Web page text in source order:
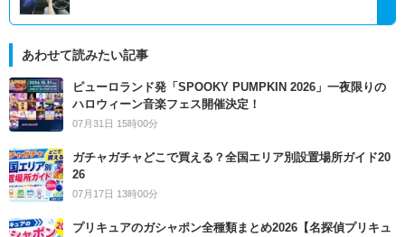
あわせて読みたい記事
ピューロランド発「SPOOKY PUMPKIN 2026」一夜限りの
ハロウィーン音楽フェス開催決定！
07月31日 15時00分
ガチャガチャどこで買える？全国エリア別設置場所ガイド20
26
07月17日 13時00分
プリキュアのガシャポン全種類まとめ2026【名探偵プリキュ